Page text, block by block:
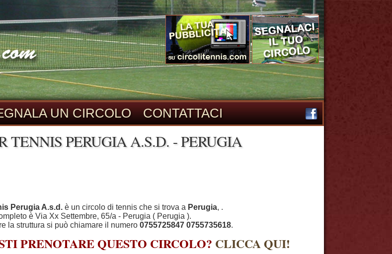
UN CIRCOLO CONTATTACI
TENNIS PERUGIA A.S.D. - PERUGIA
Perugia A.s.d. è un circolo di tennis che si trova a Perugia, .
è Via Xx Settembre, 65/a - Perugia ( Perugia ).
la struttura si può chiamare il numero 0755725847 0755735618.
PRENOTARE QUESTO CIRCOLO? CLICCA QUI!